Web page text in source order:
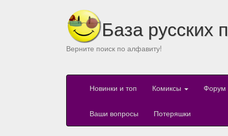
База русских
Верните поиск по алфавиту!
Новинки и топ Комиксы Форум
Ваши вопросы Потеряшки